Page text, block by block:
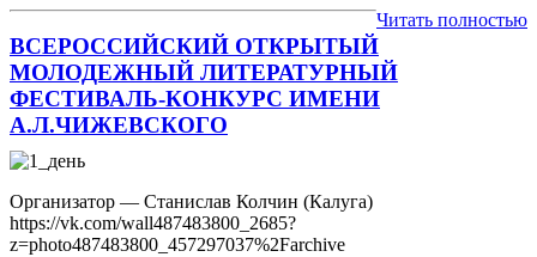
Читать полностью
ВСЕРОССИЙСКИЙ ОТКРЫТЫЙ
МОЛОДЕЖНЫЙ ЛИТЕРАТУРНЫЙ
ФЕСТИВАЛЬ-КОНКУРС ИМЕНИ
А.Л.ЧИЖЕВСКОГО
Организатор — Станислав Колчин (Калуга)
https://vk.com/wall487483800_2685?
z=photo487483800_457297037%2Farchive